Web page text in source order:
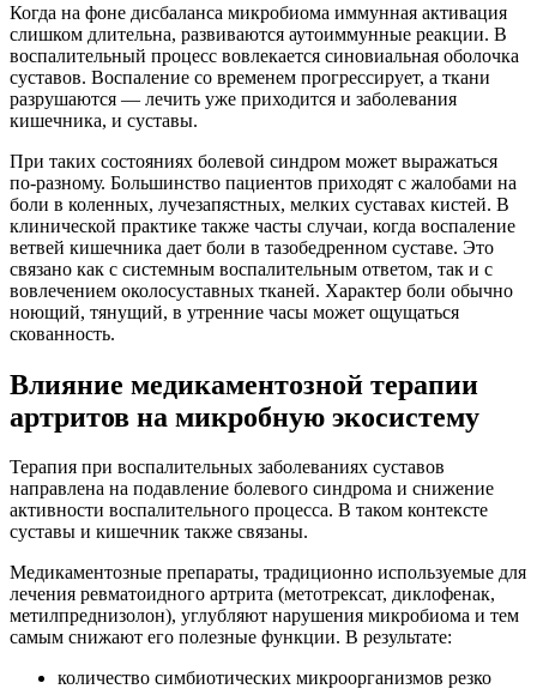
Когда на фоне дисбаланса микробиома иммунная активация
слишком длительна, развиваются аутоиммунные реакции. В
воспалительный процесс вовлекается синовиальная оболочка
суставов. Воспаление со временем прогрессирует, а ткани
разрушаются — лечить уже приходится и заболевания
кишечника, и суставы.
При таких состояниях болевой синдром может выражаться
по-разному. Большинство пациентов приходят с жалобами на
боли в коленных, лучезапястных, мелких суставах кистей. В
клинической практике также часты случаи, когда воспаление
ветвей кишечника дает боли в тазобедренном суставе. Это
связано как с системным воспалительным ответом, так и с
вовлечением околосуставных тканей. Характер боли обычно
ноющий, тянущий, в утренние часы может ощущаться
скованность.
Влияние медикаментозной терапии
артритов на микробную экосистему
Терапия при воспалительных заболеваниях суставов
направлена на подавление болевого синдрома и снижение
активности воспалительного процесса. В таком контексте
суставы и кишечник также связаны.
Медикаментозные препараты, традиционно используемые для
лечения ревматоидного артрита (метотрексат, диклофенак,
метилпреднизолон), углубляют нарушения микробиома и тем
самым снижают его полезные функции. В результате:
количество симбиотических микроорганизмов резко